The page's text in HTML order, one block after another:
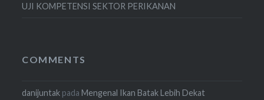
UJI KOMPETENSI SEKTOR PERIKANAN
COMMENTS
danijuntak padaMengenal Ikan Batak Lebih Dekat